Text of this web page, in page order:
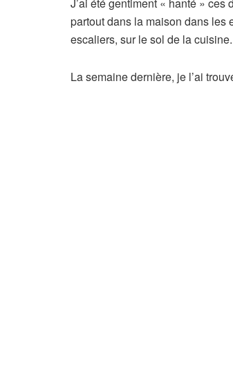
partout dans la maison dans les
escaliers, sur le sol de la cuisine.
La semaine dernière, je l’ai